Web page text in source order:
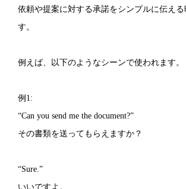
依頼や提案に対する承諾をシンプルに伝える
す。
例えば、以下のようなシーンで使われます。
例1:
“Can you send me the document?”
その書類を送ってもらえますか？
“Sure.”
いいですよ。